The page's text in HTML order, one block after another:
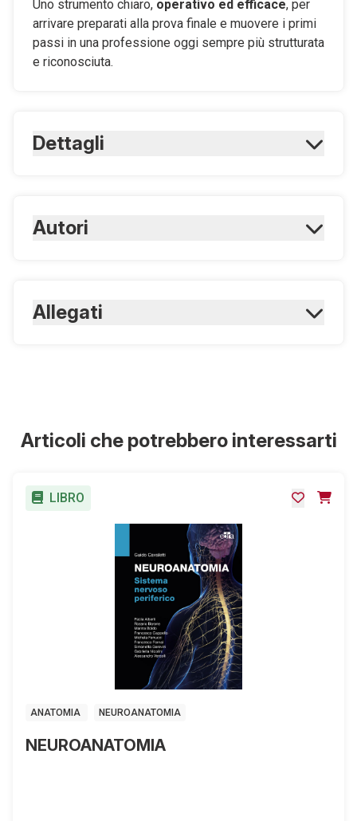
Uno strumento chiaro, operativo ed efficace, per
arrivare preparati alla prova finale e muovere i primi
passi in una professione oggi sempre più strutturata
e riconosciuta.
Dettagli
Rilegatura:
Pagine Cartaceo:
Autori
Allegati
Articoli che potrebbero interessarti
LIBRO
ANATOMIA NEUROANATOMIA
NEUROANATOMIA